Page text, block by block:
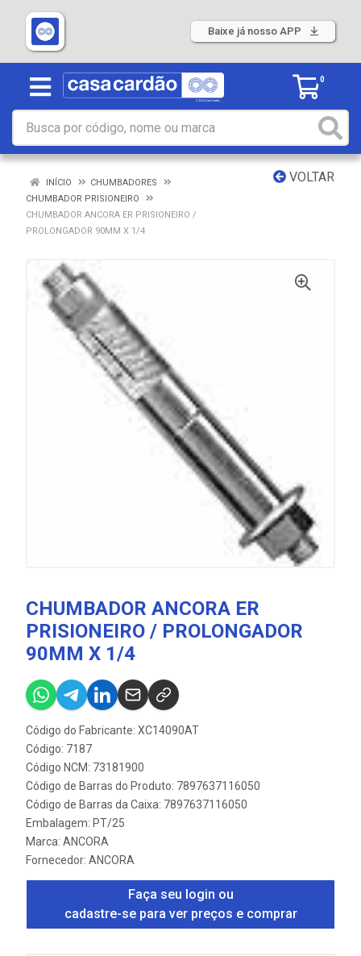
Baixe já nosso APP
0
VOLTAR
INÍCIO
CHUMBADORES
CHUMBADOR PRISIONEIRO
CHUMBADOR ANCORA ER PRISIONEIRO /
PROLONGADOR 90MM X 1/4
CHUMBADOR ANCORA ER
PRISIONEIRO / PROLONGADOR
90MM X 1/4
Código do Fabricante: XC14090AT
Código: 7187
Código NCM: 73181900
Código de Barras do Produto: 7897637116050
Código de Barras da Caixa: 7897637116050
Embalagem: PT/25
Marca: ANCORA
Fornecedor: ANCORA
Faça seu login ou
cadastre-se para ver preços e comprar